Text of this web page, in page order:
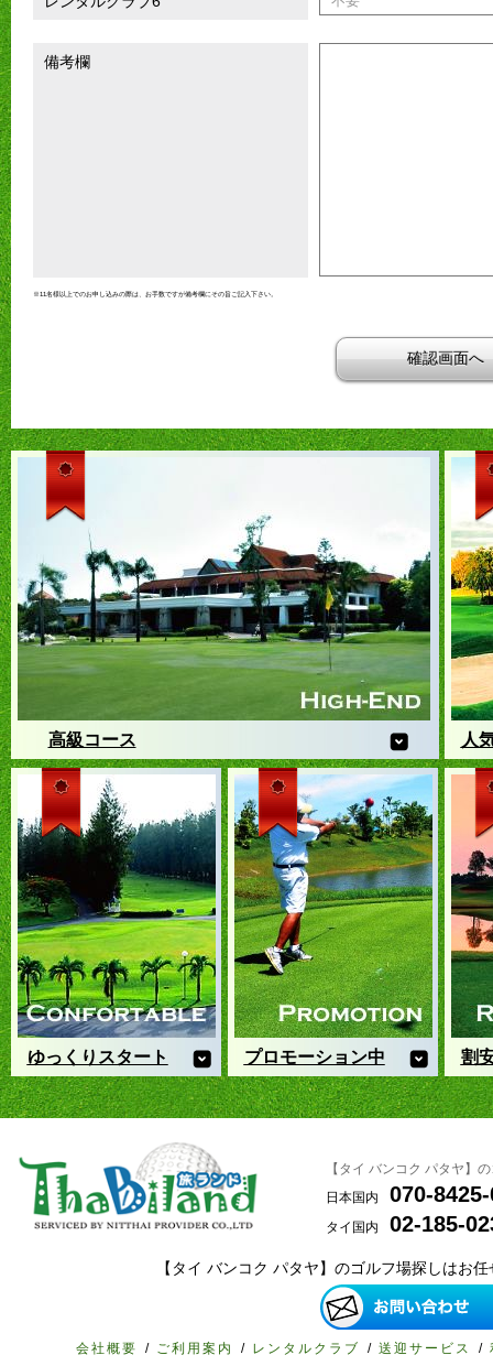
備考欄
※11名様以上でのお申し込みの際は、お手数ですが備考欄にその旨ご記入下さい。
高級コース
世界中のゴルファー憧れの高級コース、メンバー限定コース
もゴルフ旅ランドなら、プレー可能
人
南
ルフ
日
人
ゆっくりスタート
ゆっくり起きてのんびりプレ
ー！ホテルに戻ってからのんび
様におすすめのコース
プロモーション中
送迎付バンコクゴルフツアー取
り扱いナンバー1
割
円安
フィ
【タイ バンコク パタヤ】
日本国内
070-
タイ国内 02-185-
【タイ バンコク パタヤ】のゴルフ場探しはお
会社概要 / ご利用案内 / レンタルクラブ / 送迎サービス /